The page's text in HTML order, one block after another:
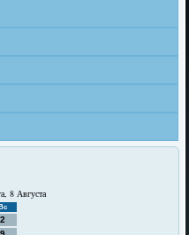
8 Августа
Вс
2